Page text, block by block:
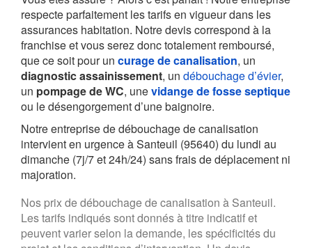
respecte parfaitement les tarifs en vigueur dans les
assurances habitation. Notre devis correspond à la
franchise et vous serez donc totalement remboursé,
que ce soit pour un curage de canalisation, un
diagnostic assainissement, un débouchage d’évier,
un pompage de WC, unevidange de fosse septique
ou le désengorgement d’une baignoire.
Notre entreprise de débouchage de canalisation
intervient en urgence à Santeuil (95640) du lundi au
dimanche (7j/7 et 24h/24) sans frais de déplacement ni
majoration.
Nos prix de débouchage de canalisation à Santeuil.
Les tarifs indiqués sont donnés à titre indicatif et
peuvent varier selon la demande, les spécificités du